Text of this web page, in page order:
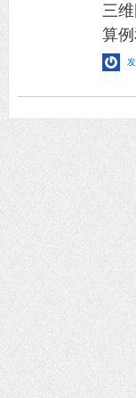
三
算